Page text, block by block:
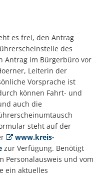
es frei, den Antrag
des
Antrag im Bürgerbüro vor
Leiterin der
Vorsprache ist
können Fahrt- und
auch die
steht auf der
www.kreis-
zur Verfügung. Benötigt
Personalausweis und vom
ein aktuelles